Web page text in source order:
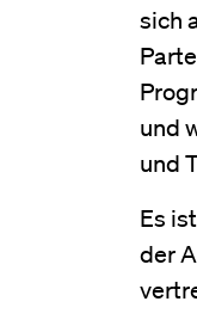
sich
und
und
Es
der